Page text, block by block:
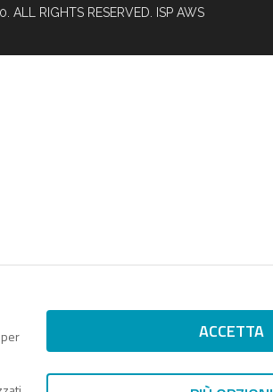
ACCETTA
RIGHTS RESERVED. ISP AWS